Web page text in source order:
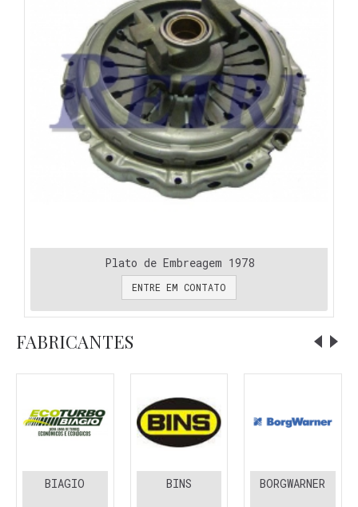
Plato de Embreagem 1978
ENTRE EM CONTATO
FABRICANTES
BIAGIO BINS BORGWARNER